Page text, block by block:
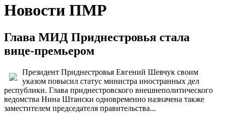
Новости ПМР
Глава МИД Приднестровья стала
вице-премьером
Президент Приднестровья Евгений Шевчук своим
указом повысил статус министра иностранных дел
республики. Глава приднестровского внешнеполитического
ведомства Нина Штански одновременно назначена также
заместителем председателя правительства...